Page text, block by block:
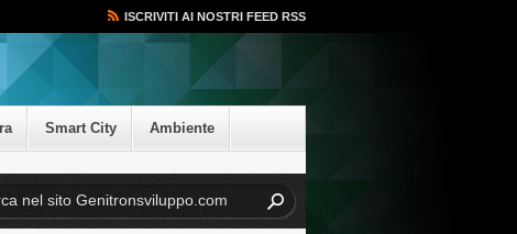
ISCRIVITI AI NOSTRI FEED RSS
Smart City Ambiente